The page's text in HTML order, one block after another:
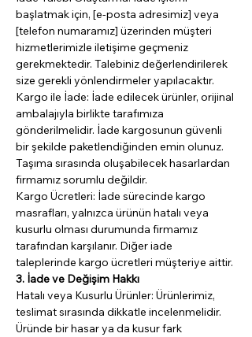
başlatmak için, [e-posta adresimiz] veya
[telefon numaramız] üzerinden müşteri
hizmetlerimizle iletişime geçmeniz
gerekmektedir. Talebiniz değerlendirilerek
size gerekli yönlendirmeler yapılacaktır.
Kargo ile İade: İade edilecek ürünler, orijinal
ambalajıyla birlikte tarafımıza
gönderilmelidir. İade kargosunun güvenli
bir şekilde paketlendiğinden emin olunuz.
Taşıma sırasında oluşabilecek hasarlardan
firmamız sorumlu değildir.
Kargo Ücretleri: İade sürecinde kargo
masrafları, yalnızca ürünün hatalı veya
kusurlu olması durumunda firmamız
tarafından karşılanır. Diğer iade
taleplerinde kargo ücretleri müşteriye aittir.
3. İade ve Değişim Hakkı
Hatalı veya Kusurlu Ürünler: Ürünlerimiz,
teslimat sırasında dikkatle incelenmelidir.
Üründe bir hasar ya da kusur fark